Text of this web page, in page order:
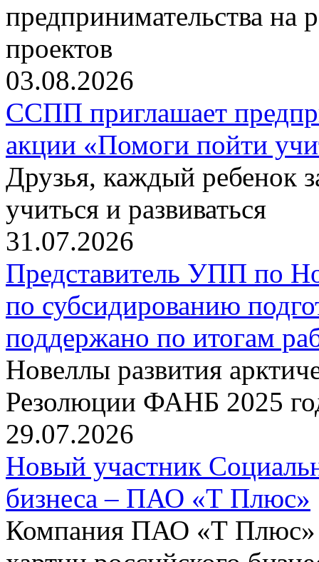
предпринимательства на
проектов
03.08.2026
ССПП приглашает
акции «Помоги пойти
Друзья, каждый ребенок
учиться и развиваться
31.07.2026
Представитель УПП по
по субсидированию
поддержано по итогам
Новеллы развития
Резолюции ФАНБ 2025
29.07.2026
Новый участник
бизнеса – ПАО «Т Плюс»
Компания ПАО «Т Плюс»